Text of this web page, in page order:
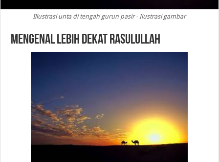
Illustrasi unta di tengah gurun pasir - Ilustrasi gambar
Mengenal Lebih Dekat Rasulullah